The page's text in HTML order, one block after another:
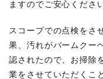
ますのでご安心くださ
スコープでの点検をさ
果、汚れがバームクー
認されたので、お掃除
業をさせていただくこ